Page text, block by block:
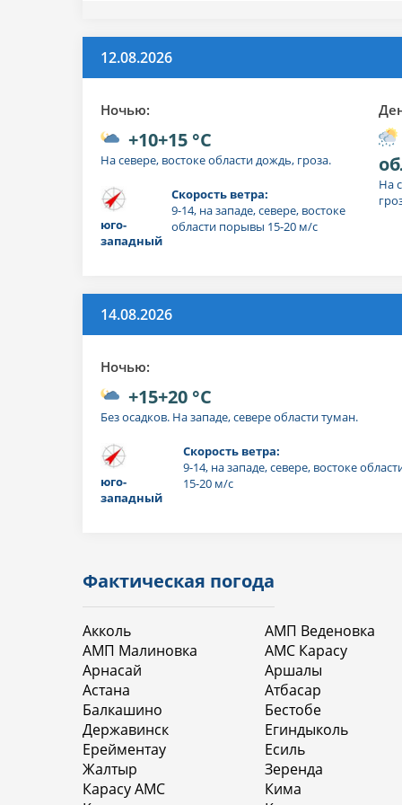
12.08.2026
Ночью:
+10+15 °C
На севере, востоке области дождь, гроза.
юго-
западный
Скорость ветра:
9-14, на западе, севере, востоке
области порывы 15-20 м/с
На
14.08.2026
Ночью:
+15+20 °C
Без осадков. На западе, севере области туман.
юго-
западный
Скорость ветра:
9-14, на западе, севере, востоке
15-20 м/с
Фактическая погода
Акколь
АМП Малиновка
Арнасай
Астана
Балкашино
Державинск
Ерейментау
Жалтыр
Карасу АМС
АМП Веденовка
АМС Карасу
Аршалы
Атбасар
Бестобе
Егиндыколь
Есиль
Зеренда
Кима